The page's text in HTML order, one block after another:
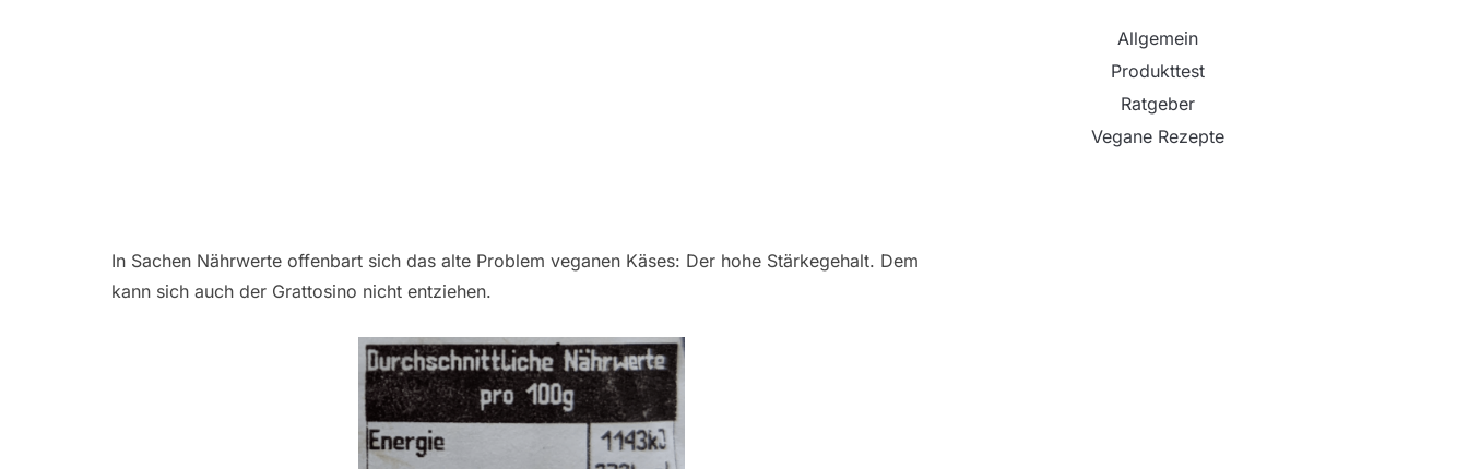
In Sachen Nährwerte offenbart sich das alte Problem veganen Käses: Der hohe Stärkegehalt. Dem
kann sich auch der Grattosino nicht entziehen.
Allgemein
Produkttest
Ratgeber
Vegane Rezepte